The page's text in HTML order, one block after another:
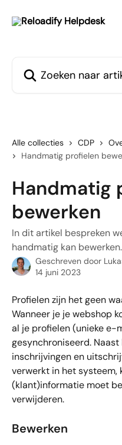
Alle collecties CDP
Handmatig profielen
Handmatig
bewerken
In dit artikel bespreken
handmatig kan bewerken.
Geschreven door
14 juni 2023
Profielen zijn het geen
Wanneer je je webshop
al je profielen (unieke e-
gesynchroniseerd.
inschrijvingen en
verwerkt in het systeem,
(klant)informatie moet
verwijderen.
Bewerken